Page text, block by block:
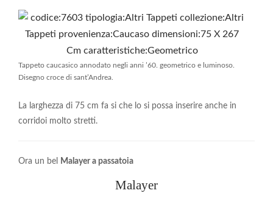
Tappeto caucasico annodato negli anni ’60. geometrico e luminoso.
Disegno croce di sant’Andrea.
La larghezza di 75 cm fa si che lo si possa inserire anche in
corridoi molto stretti.
Ora un bel Malayer a passatoia
Malayer